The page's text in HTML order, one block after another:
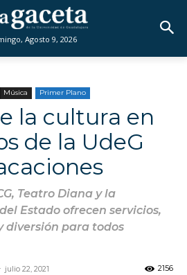
Agosto 9, 2026
Música Primer Plano
la cultura en
de la UdeG
Teatro Diana y la
Estado ofrecen servicios,
diversión para todos
julio 22, 2021 2156